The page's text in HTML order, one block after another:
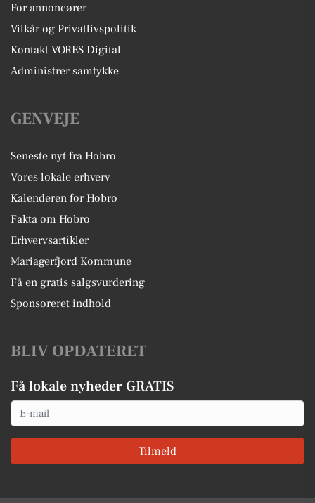
For annoncører
Vilkår og Privatlivspolitik
Kontakt VORES Digital
Administrer samtykke
GENVEJE
Seneste nyt fra Hobro
Vores lokale erhverv
Kalenderen for Hobro
Fakta om Hobro
Erhvervsartikler
Mariagerfjord Kommune
Få en gratis salgsvurdering
Sponsoreret indhold
BLIV OPDATERET
Få lokale nyheder GRATIS
Email
Tilmeld